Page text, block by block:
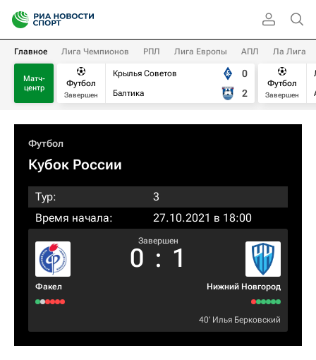
Главное Лига Чемпионов РПЛ Лига Европы АПЛ Ла Лига
Матч-
центр
Футбол
Завершен
Крылья Советов
Балтика
0
2
Футбол
Завершен
Футбол
Кубок России
Тур:
3
Время начала:
27.10.2021 в 18:00
Факел
Завершен
0 : 1
Нижний Новгород
40‎’‎ Илья Берковский